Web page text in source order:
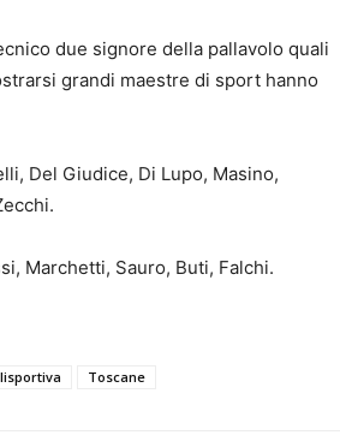
due signore della pallavolo quali
grandi maestre di sport hanno
Del Giudice, Di Lupo, Masino,
Marchetti, Sauro, Buti, Falchi.
Toscane